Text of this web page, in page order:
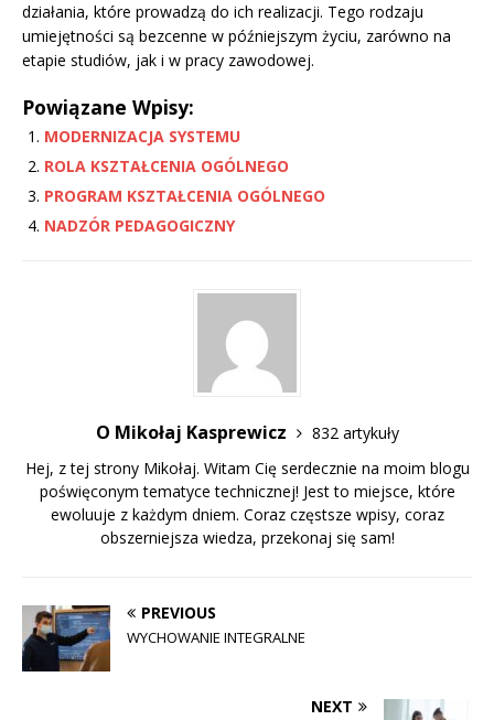
działania, które prowadzą do ich realizacji. Tego rodzaju
umiejętności są bezcenne w późniejszym życiu, zarówno na
etapie studiów, jak i w pracy zawodowej.
Powiązane Wpisy:
MODERNIZACJA SYSTEMU
ROLA KSZTAŁCENIA OGÓLNEGO
PROGRAM KSZTAŁCENIA OGÓLNEGO
NADZÓR PEDAGOGICZNY
O Mikołaj Kasprewicz
832 artykuły
Hej, z tej strony Mikołaj. Witam Cię serdecznie na moim blogu
poświęconym tematyce technicznej! Jest to miejsce, które
ewoluuje z każdym dniem. Coraz częstsze wpisy, coraz
obszerniejsza wiedza, przekonaj się sam!
PREVIOUS
WYCHOWANIE INTEGRALNE
NEXT